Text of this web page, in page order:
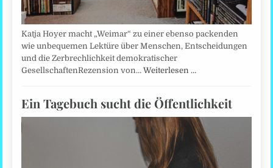
Katja Hoyer macht „Weimar“ zu einer ebenso packenden
wie unbequemen Lektüre über Menschen, Entscheidungen
und die Zerbrechlichkeit demokratischer
GesellschaftenRezension von…Weiterlesen …
Ein Tagebuch sucht die Öffentlichkeit